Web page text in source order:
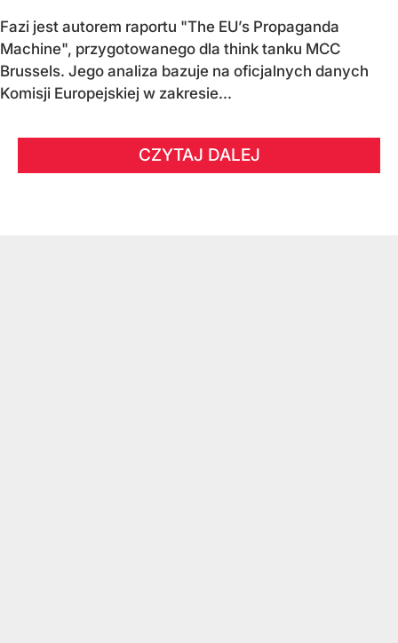
Fazi jest autorem raportu "The EU’s Propaganda
Machine", przygotowanego dla think tanku MCC
Brussels. Jego analiza bazuje na oficjalnych danych
Komisji Europejskiej w zakresie...
CZYTAJ DALEJ